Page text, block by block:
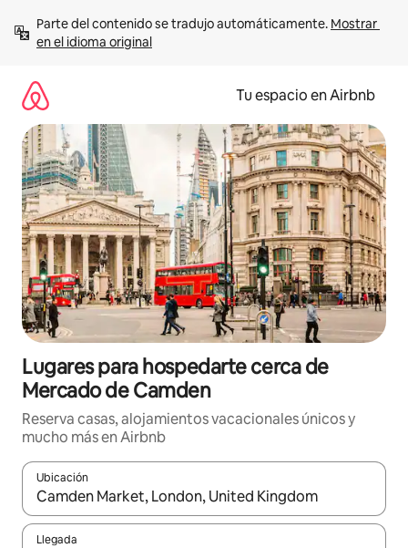
contenido
Parte del contenido se tradujo automáticamente. Mostrar
en el idioma original
Tu espacio en Airbnb
Lugares para hospedarte cerca de
Mercado de Camden
Reserva casas, alojamientos vacacionales únicos y
mucho más en Airbnb
Ubicación
Cuando los resultados estén disponibles, podrás navegar
Llegada